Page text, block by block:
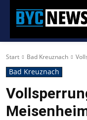
Start Bad Kreuznach
Bad Kreuznach